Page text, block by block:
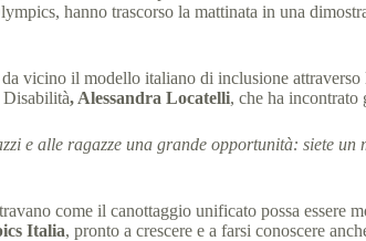
hanno trascorso la mattinata in una
vicino il modello italiano di inclusione
, Alessandra Locatelli, che ha incontrato
e alle ragazze una grande opportunità: siete
come il canottaggio unificato possa essere
Italia, pronto a crescere e a farsi conoscere